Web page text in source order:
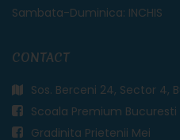
Sambata-Duminica: INCHIS
CONTACT
Sos. Berceni 24, Sector 4,
Scoala Premium Bucuresti
Gradinita Prietenii Mei